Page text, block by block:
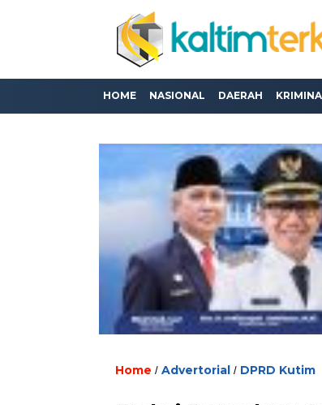
HOME NASIONAL DAERAH
Home / Advertorial / DPRD Kutim